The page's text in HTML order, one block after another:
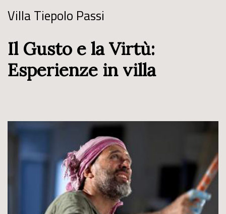
Villa Tiepolo Passi
Il Gusto e la Virtù:
Esperienze in villa